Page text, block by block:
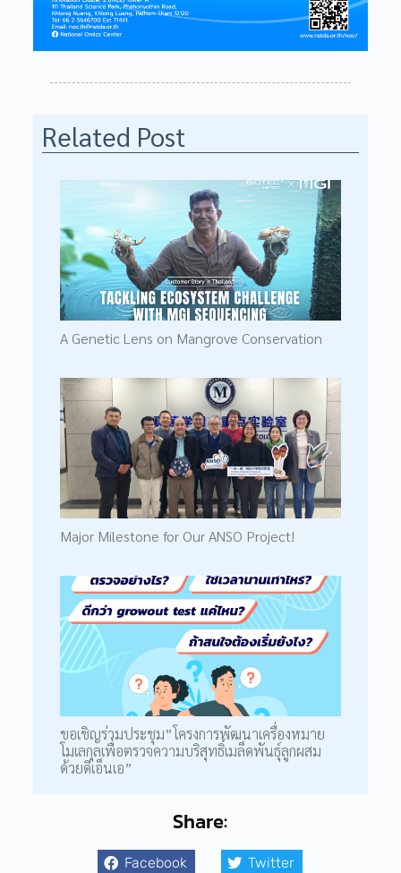
Related Post
A Genetic Lens on Mangrove Conservation
Major Milestone for Our ANSO Project!
ขอเชิญร่วมประชุม”โครงการพัฒนาเครื่องหมาย
โมเลกุลเพื่อตรวจความบริสุทธิ์เมล็ดพันธุ์ลูกผสม
ด้วยดีเอ็นเอ”
Share:
Facebook Twitter